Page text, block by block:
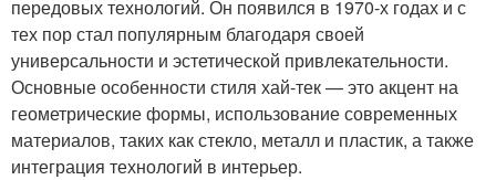
передовых технологий. Он появился в 1970-х годах и с
тех пор стал популярным благодаря своей
универсальности и эстетической привлекательности.
Основные особенности стиля хай-тек — это акцент на
геометрические формы, использование современных
материалов, таких как стекло, металл и пластик, а также
интеграция технологий в интерьер.